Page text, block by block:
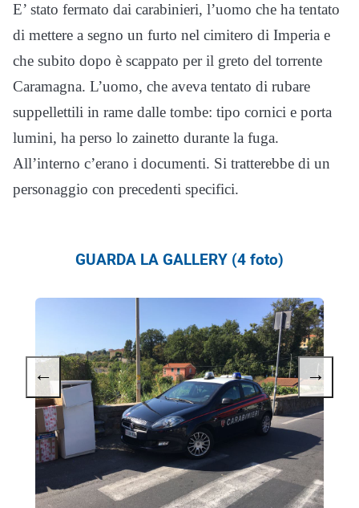
E’ stato fermato dai carabinieri, l’uomo che ha tentato
di mettere a segno un furto nel cimitero di Imperia e
che subito dopo è scappato per il greto del torrente
Caramagna. L’uomo, che aveva tentato di rubare
suppellettili in rame dalle tombe: tipo cornici e porta
lumini, ha perso lo zainetto durante la fuga.
All’interno c’erano i documenti. Si tratterebbe di un
personaggio con precedenti specifici.
GUARDA LA GALLERY (4 foto)
← →